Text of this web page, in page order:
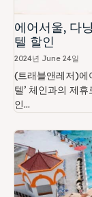
에어서울, 다
텔 할인
2024년 June 24일
(트래블앤레저)에
텔’ 체인과의 제
인...